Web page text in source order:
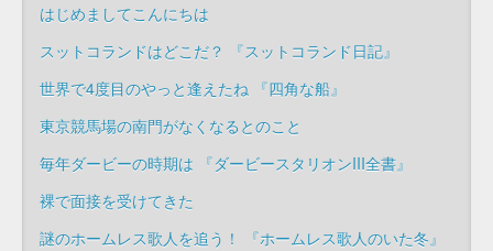
はじめましてこんにちは
スットコランドはどこだ？ 『スットコランド日記』
世界で4度目のやっと逢えたね 『四角な船』
東京競馬場の南門がなくなるとのこと
毎年ダービーの時期は 『ダービースタリオンIII全書』
裸で面接を受けてきた
謎のホームレス歌人を追う！ 『ホームレス歌人のいた冬』